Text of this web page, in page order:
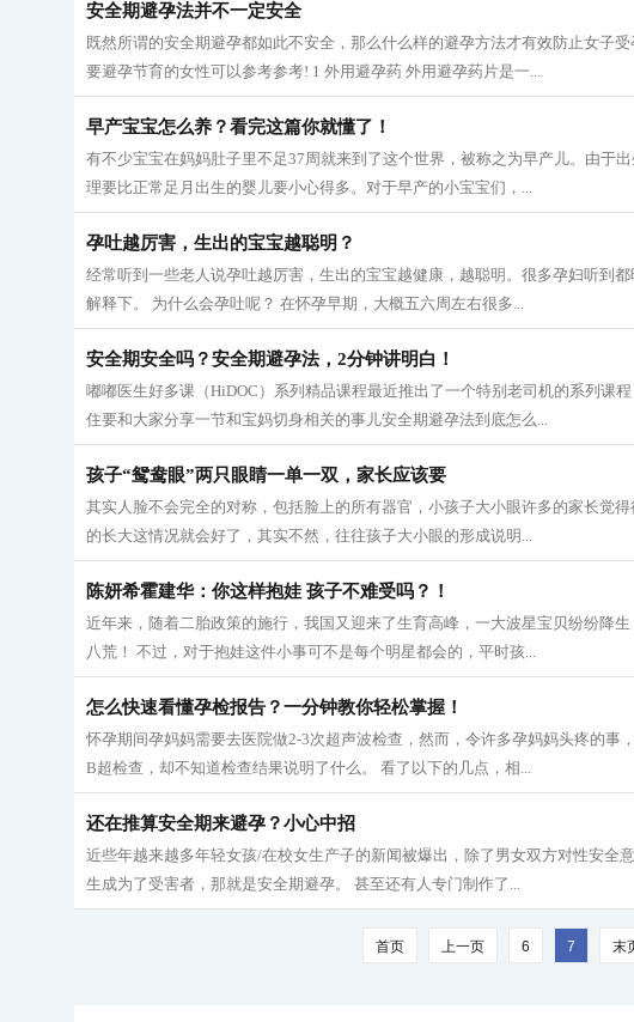
安全期避孕法并不一定安全
既然所谓的安全期避孕都如此不安全，那么什么样的避孕方法才有效防止女子
要避孕节育的女性可以参考参考! 1 外用避孕药 外用避孕药片是一...
早产宝宝怎么养？看完这篇你就懂了！
有不少宝宝在妈妈肚子里不足37周就来到了这个世界，被称之为早产儿。由于
理要比正常足月出生的婴儿要小心得多。对于早产的小宝宝们，...
孕吐越厉害，生出的宝宝越聪明？
经常听到一些老人说孕吐越厉害，生出的宝宝越健康，越聪明。很多孕妇听到
解释下。 为什么会孕吐呢？ 在怀孕早期，大概五六周左右很多...
安全期安全吗？安全期避孕法，2分钟讲明白！
嘟嘟医生好多课（HiDOC）系列精品课程最近推出了一个特别老司机的系列课
住要和大家分享一节和宝妈切身相关的事儿安全期避孕法到底怎么...
孩子“鸳鸯眼”两只眼睛一单一双，家长应该要
其实人脸不会完全的对称，包括脸上的所有器官，小孩子大小眼许多的家长觉
的长大这情况就会好了，其实不然，往往孩子大小眼的形成说明...
陈妍希霍建华：你这样抱娃 孩子不难受吗？！
近年来，随着二胎政策的施行，我国又迎来了生育高峰，一大波星宝贝纷纷降
八荒！ 不过，对于抱娃这件小事可不是每个明星都会的，平时孩...
怎么快速看懂孕检报告？一分钟教你轻松掌握！
怀孕期间孕妈妈需要去医院做2-3次超声波检查，然而，令许多孕妈妈头疼的事
B超检查，却不知道检查结果说明了什么。 看了以下的几点，相...
还在推算安全期来避孕？小心中招
近些年越来越多年轻女孩/在校女生产子的新闻被爆出，除了男女双方对性安全
生成为了受害者，那就是安全期避孕。 甚至还有人专门制作了...
首页 上一页 6 7 末